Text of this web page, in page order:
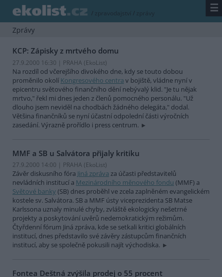
/ zpravodajství / zprávy ☰
Zprávy
KCP: Zápisky z mrtvého domu
27.9.2000 16:30 | PRAHA (EkoList)
Na rozdíl od včerejšího divokého dne, kdy se touto dobou
proměnilo okolí Kongresového centra v bojiště, vládne nyní v
epicentru světového finančního dění nebývalý klid. "Je tu nějak
mrtvo," řekl mi dnes jeden z členů pomocného personálu. "Už
dlouho jsem neviděl na chodbách žádného delegáta," dodal.
Většina finančníků se nyní účastní odpolední části výročních
zasedání. Výrazně prořídlo i press centrum.
MMF a SB u Salvátora přijaly kritiku
27.9.2000 14:00 | PRAHA (EkoList)
Závěr diskusního fóra Jiná zpráva za účasti představitelů
nevládních institucí a Mezinárodního měnového fondu (MMF) a
Světové banky (SB) dnes proběhl ve zcela zaplněném evangelickém
kostele sv. Salvátora. SB a MMF ústy viceprezidenta SB Matse
Karlssona uznaly minulé chyby, zvláště ekologicky nešetrné
projekty a poskytování uvěrů nedemokratickým režimům.
Čtyřdenní fórum Jiná zpráva, kde se setkali kritici globálních
institucí, dnes představilo své závěry zástupcům finančních
institucí, aby se společně pokusili najít východiska.
Fontea Deštná zvýšila prodej o 55 procent